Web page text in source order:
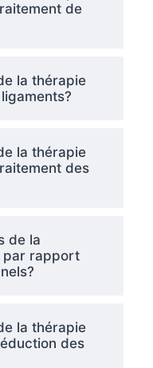
de
la thérapie
la thérapie
des
de la
par rapport
la thérapie
des